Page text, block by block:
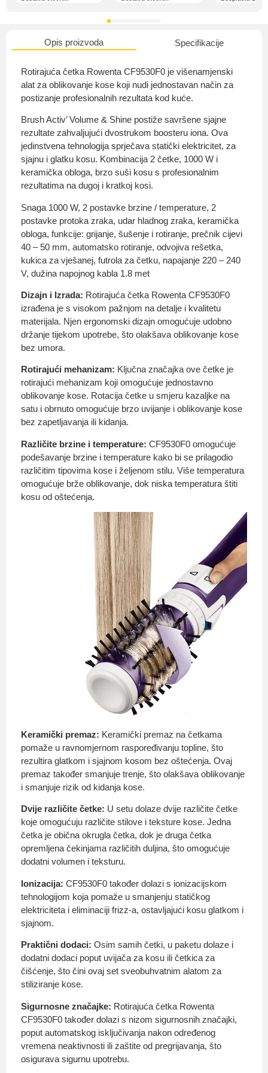
Opis proizvoda Specifikacije
Rotirajuća četka Rowenta CF9530F0 je višenamjenski
alat za oblikovanje kose koji nudi jednostavan način za
postizanje profesionalnih rezultata kod kuće.
Brush Activ’ Volume & Shine postiže savršene sjajne
rezultate zahvaljujući dvostrukom boosteru iona. Ova
jedinstvena tehnologija sprječava statički elektricitet, za
sjajnu i glatku kosu. Kombinacija 2 četke, 1000 W i
keramička obloga, brzo suši kosu s profesionalnim
rezultatima na dugoj i kratkoj kosi.
Snaga 1000 W, 2 postavke brzine / temperature, 2
postavke protoka zraka, udar hladnog zraka, keramička
obloga, funkcije: grijanje, šušenje i rotiranje, prečnik cijevi
40 – 50 mm, automatsko rotiranje, odvojiva rešetka,
kukica za vješanej, futrola za četku, napajanje 220 – 240
V, dužina napojnog kabla 1.8 met
Dizajn i Izrada: Rotirajuća četka Rowenta CF9530F0
izrađena je s visokom pažnjom na detalje i kvalitetu
materijala. Njen ergonomski dizajn omogućuje udobno
držanje tijekom upotrebe, što olakšava oblikovanje kose
bez umora.
Rotirajući mehanizam: Ključna značajka ove četke je
rotirajući mehanizam koji omogućuje jednostavno
oblikovanje kose. Rotacija četke u smjeru kazaljke na
satu i obrnuto omogućuje brzo uvijanje i oblikovanje kose
bez zapetljavanja ili kidanja.
Različite brzine i temperature: CF9530F0 omogućuje
podešavanje brzine i temperature kako bi se prilagodio
različitim tipovima kose i željenom stilu. Više temperatura
omogućuje brže oblikovanje, dok niska temperatura štiti
kosu od oštećenja.
Keramički premaz: Keramički premaz na četkama
pomaže u ravnomjernom raspoređivanju topline, što
rezultira glatkom i sjajnom kosom bez oštećenja. Ovaj
premaz također smanjuje trenje, što olakšava oblikovanje
i smanjuje rizik od kidanja kose.
Dvije različite četke: U setu dolaze dvije različite četke
koje omogućuju različite stilove i teksture kose. Jedna
četka je obična okrugla četka, dok je druga četka
opremljena čekinjama različitih duljina, što omogućuje
dodatni volumen i teksturu.
Ionizacija: CF9530F0 također dolazi s ionizacijskom
tehnologijom koja pomaže u smanjenju statičkog
elektriciteta i eliminaciji frizz-a, ostavljajući kosu glatkom i
sjajnom.
Praktični dodaci: Osim samih četki, u paketu dolaze i
dodatni dodaci poput uvijača za kosu ili četkica za
čišćenje, što čini ovaj set sveobuhvatnim alatom za
stiliziranje kose.
Sigurnosne značajke: Rotirajuća četka Rowenta
CF9530F0 također dolazi s nizom sigurnosnih značajki,
poput automatskog isključivanja nakon određenog
vremena neaktivnosti ili zaštite od pregrijavanja, što
osigurava sigurnu upotrebu.
O nama
Privatnost kupca
Uvjeti i odredbe